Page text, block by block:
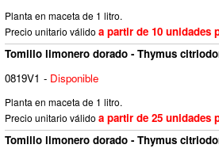
Planta en maceta de 1 litro.
Precio unitario válido a partir de 10 unidades
Tomillo limonero dorado - Thymus
0819V1 - Disponible
Planta en maceta de 1 litro.
Precio unitario válido a partir de 25 unidades
Tomillo limonero dorado - Thymus